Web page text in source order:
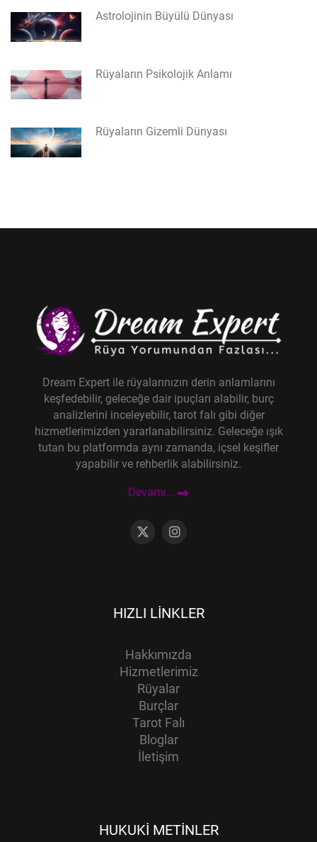
Astrolojinin Büyülü Dünyası
Rüyaların Psikolojik Anlamı
Rüyaların Gizemli Dünyası
Dream Expert ile rüyalarınızın derin anlamlarını
keşfedebilir, geleceğe dair ipuçları alabilir, burç
analizlerini inceleyebilir, tarot falı gibi diğer
hizmetlerimizden yararlanabilirsiniz. Geleceğe ışık
tutan bu platformda aynı zamanda, içsel keşifler
yapabilir ve rehberlik alabilirsiniz.
Devamı...
HIZLI LINKLER
Hakkımızda
Hizmetlerimiz
Rüyalar
Burçlar
Tarot Falı
Bloglar
İletişim
HUKUKI METINLER